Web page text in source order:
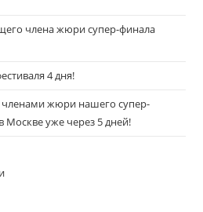
члена жюри супер-финала
4 дня!
жюри нашего супер-
Москве уже через 5 дней!